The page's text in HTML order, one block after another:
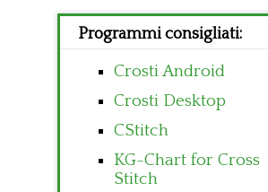
Programmi consigliati:
Crosti Android
Crosti Desktop
CStitch
KG-Chart for Cross
Stitch